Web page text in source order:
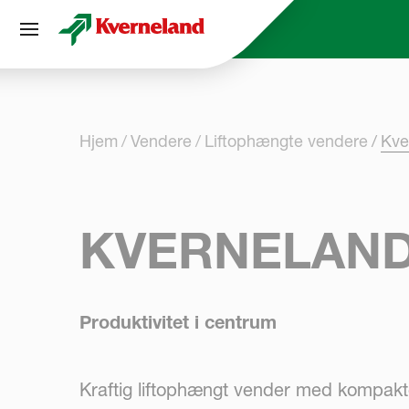
Hjem Vendere Liftophængte vendere
Produktivitet i centrum
Kraftig liftophængt vender med
CCookie-styringspanel